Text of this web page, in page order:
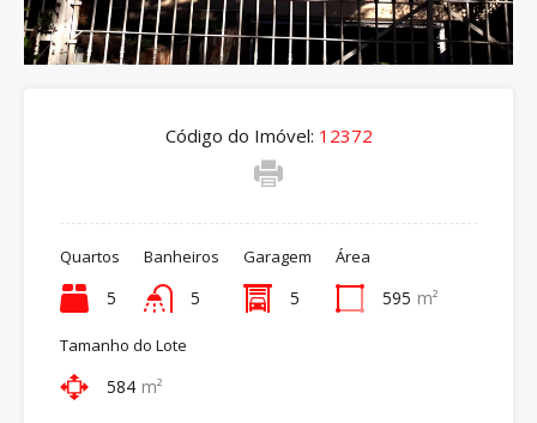
Código do Imóvel: 12372
Quartos
5
Banheiros
5
Garagem
5
Área
595 m²
Tamanho do Lote
584 m²